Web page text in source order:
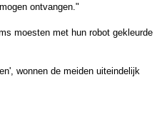
ontvangen."
moesten met hun robot gekleurde
wonnen de meiden uiteindelijk